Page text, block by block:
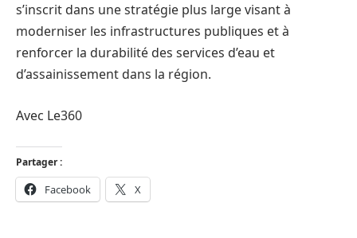
s’inscrit dans une stratégie plus large visant à
moderniser les infrastructures publiques et à
renforcer la durabilité des services d’eau et
d’assainissement dans la région.
Avec Le360
Partager :
Facebook X